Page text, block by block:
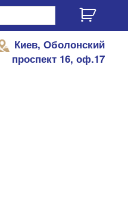
Киев, Оболонский
проспект 16, оф.17